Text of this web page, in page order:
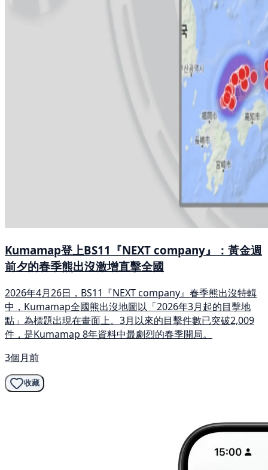
Kumamap登上BS11『NEXT company』：黃金週
前夕的春季熊出沒激增直擊全國
2026年4月26日，BS11『NEXT company』春季熊出沒特輯
中，Kumamap全國熊出沒地圖以「2026年3月起的目擊地
點」為標題出現在畫面上。3月以來的目擊件數已突破2,009
件，是Kumamap 8年資料中最劇烈的春季開局。
3個月前
收藏